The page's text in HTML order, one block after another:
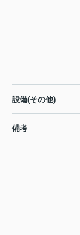
設備(その他)
備考